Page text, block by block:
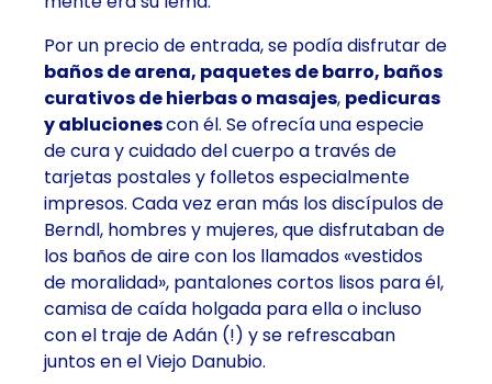
Por un precio de entrada, se podía disfrutar de
baños de arena, paquetes de barro, baños
curativos de hierbas o masajes, pedicuras
y ablucionescon él. Se ofrecía una especie
de cura y cuidado del cuerpo a través de
tarjetas postales y folletos especialmente
impresos. Cada vez eran más los discípulos de
Berndl, hombres y mujeres, que disfrutaban de
los baños de aire con los llamados «vestidos
de moralidad», pantalones cortos lisos para él,
camisa de caída holgada para ella o incluso
con el traje de Adán (!) y se refrescaban
juntos en el Viejo Danubio.